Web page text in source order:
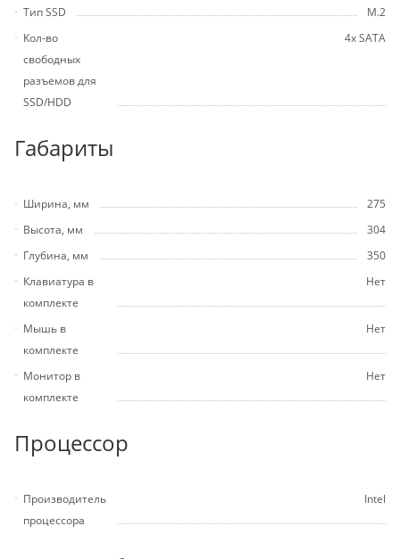
Тип SSD
M.2
Кол-во
свободных
разъемов для
SSD/HDD
4х SATA
Габариты
Ширина, мм
275
Высота, мм
304
Глубина, мм
350
Клавиатура в
комплекте
Нет
Мышь в
комплекте
Нет
Монитор в
комплекте
Нет
Процессор
Производитель
процессора
Intel